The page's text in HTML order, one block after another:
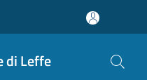
di Leffe